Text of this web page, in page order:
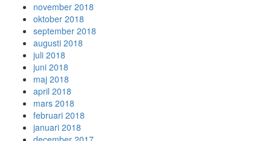
november 2018
oktober 2018
september 2018
augusti 2018
juli 2018
juni 2018
maj 2018
april 2018
mars 2018
februari 2018
januari 2018